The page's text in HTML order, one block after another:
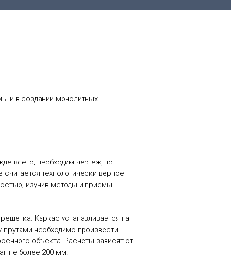
и в создании монолитных
всего, необходим чертеж, по
технологически верное
изучив методы и приемы
Каркас устанавливается на
прутами необходимо произвести
объекта. Расчеты зависят от
не более 200 мм.